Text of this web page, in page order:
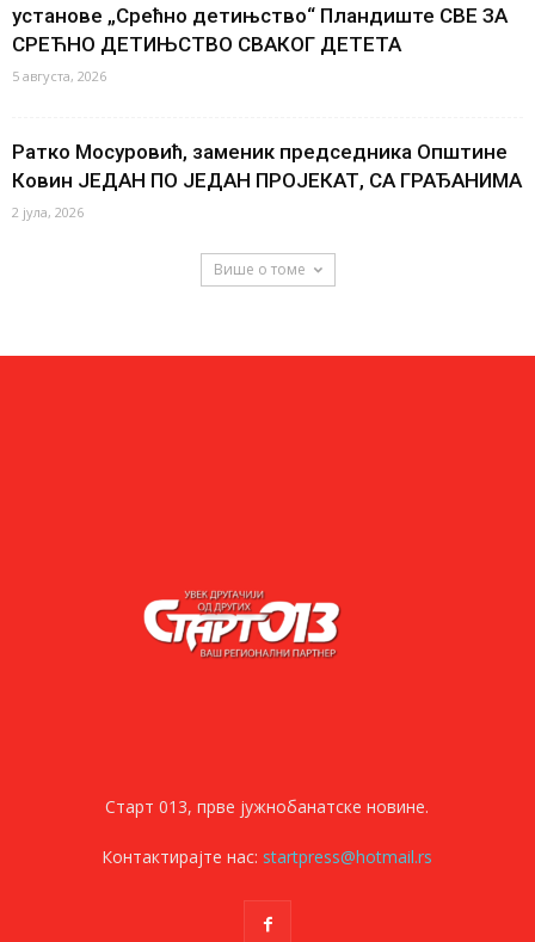
установе „Срећно детињство“ Пландиште СВЕ ЗА
СРЕЋНО ДЕТИЊСТВО СВАКОГ ДЕТЕТА
5 августа, 2026
Ратко Мосуровић, заменик председника Општине
Ковин ЈЕДАН ПО ЈЕДАН ПРОЈЕКАТ, СА ГРАЂАНИМА
2 јула, 2026
Више о томе
Старт 013, прве јужнобанатске новине.
Контактирајте нас: startpress@hotmail.rs